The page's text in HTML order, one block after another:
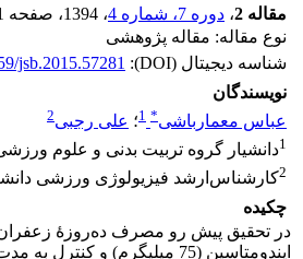
مقاله 2
، دوره 7، شماره 4 ، 1394 ، صفحه
نوع مقاله: مقاله پژوهشی
شناسه دیجیتال (DOI):
jsb.2015.57281
نویسندگان
عباس معمارباشی*
1؛ علی رجبی2
1دانشیار گروه تربیت بدنی و علوم
2کارشناس‌ارشد فیزیولوژی ورزشی
چکیده